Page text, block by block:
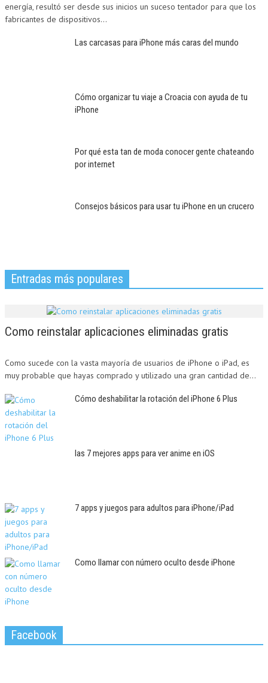
energía, resultó ser desde sus inicios un suceso tentador para que los
fabricantes de dispositivos...
Las carcasas para iPhone más caras del mundo
Cómo organizar tu viaje a Croacia con ayuda de tu
iPhone
Por qué esta tan de moda conocer gente chateando
por internet
Consejos básicos para usar tu iPhone en un crucero
Entradas más populares
Como reinstalar aplicaciones eliminadas gratis
Como sucede con la vasta mayoría de usuarios de iPhone o iPad, es
muy probable que hayas comprado y utilizado una gran cantidad de...
Cómo deshabilitar la rotación del iPhone 6 Plus
las 7 mejores apps para ver anime en iOS
7 apps y juegos para adultos para iPhone/iPad
Como llamar con número oculto desde iPhone
Facebook